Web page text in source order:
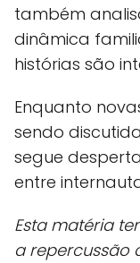
também
dinâmica
histórias são
Enquanto
sendo
segue
entre
Esta matéria
a repercussão